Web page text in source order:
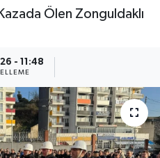
Ölen Zonguldaklı
- 11:48